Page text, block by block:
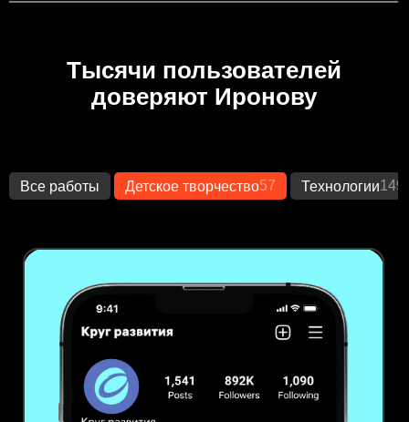
Тысячи пользователей
доверяют Иронову
Все работы Детское творчество57 Технологии